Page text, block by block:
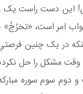
دست راست يک
امر است، «تخرُجُ»
در يک چنين
مشکل را حل
سوم سوره